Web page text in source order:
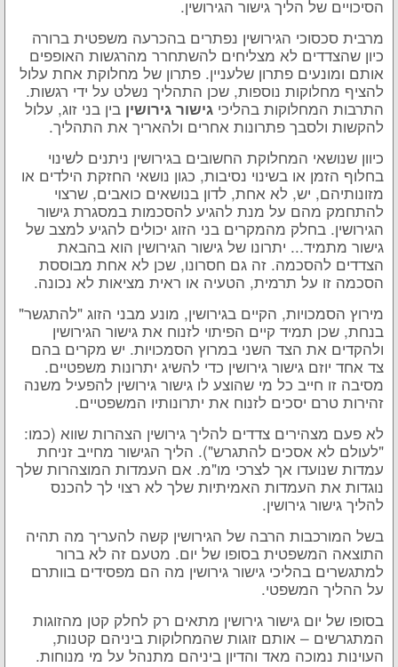
הסיכויים של הליך גישור הגירושין.
מרבית סכסוכי הגירושין נפתרים בהכרעה משפטית ברורה
כיון שהצדדים לא מצליחים להשתחרר מהרגשות האופפים
אותם ומונעים פתרון שלעניין. פתרון של מחלוקת אחת עלול
להציף מחלוקות נוספות, שכן התהליך נשלט על ידי רגשות.
התרבות המחלוקות בהליכי גישור גירושין בין בני זוג, עלול
להקשות ולסבך פתרונות אחרים ולהאריך את התהליך.
כיוון שנושאי המחלוקת החשובים בגירושין ניתנים לשינוי
בחלוף הזמן או בשינוי נסיבות, כגון נושאי החזקת הילדים או
מזונותיהם, יש, לא אחת, לדון בנושאים כואבים, שרצוי
להתחמק מהם על מנת להגיע להסכמות במסגרת גישור
הגירושין. בחלק מהמקרים בני הזוג יכולים להגיע למצב של
גישור מתמיד... יתרונו של גישור הגירושין הוא בהבאת
הצדדים להסכמה. זה גם חסרונו, שכן לא אחת מבוססת
הסכמה זו על תרמית, הטעיה או ראית מציאות לא נכונה.
מירוץ הסמכויות, הקיים בגירושין, מונע מבני הזוג "להתגשר"
בנחת, שכן תמיד קיים הפיתוי לזנוח את גישור הגירושין
ולהקדים את הצד השני במרוץ הסמכויות. יש מקרים בהם
צד אחד יוזם גישור גירושין כדי להשיג יתרונות משפטיים.
מסיבה זו חייב כל מי שהוצע לו גישור גירושין להפעיל משנה
זהירות טרם יסכים לזנוח את יתרונותיו המשפטיים.
לא פעם מצהירים צדדים להליך גירושין הצהרות שווא (כמו:
"לעולם לא אסכים להתגרש"). הליך הגישור מחייב זניחת
עמדות שנועדו אך לצרכי מו"מ. אם העמדות המוצהרות שלך
נוגדות את העמדות האמיתיות שלך לא רצוי לך להכנס
להליך גישור גירושין.
בשל המורכבות הרבה של הגירושין קשה להעריך מה תהיה
התוצאה המשפטית בסופו של יום. מטעם זה לא ברור
למתגשרים בהליכי גישור גירושין מה הם מפסידים בוותרם
על ההליך המשפטי.
בסופו של יום גישור גירושין מתאים רק לחלק קטן מהזוגות
המתגרשים – אותם זוגות שהמחלוקות ביניהם קטנות,
העוינות נמוכה מאד והדיון ביניהם מתנהל על מי מנוחות.